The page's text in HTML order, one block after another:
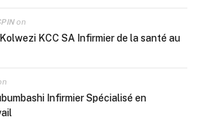
on
KCC SA Infirmier de la santé au
Infirmier Spécialisé en